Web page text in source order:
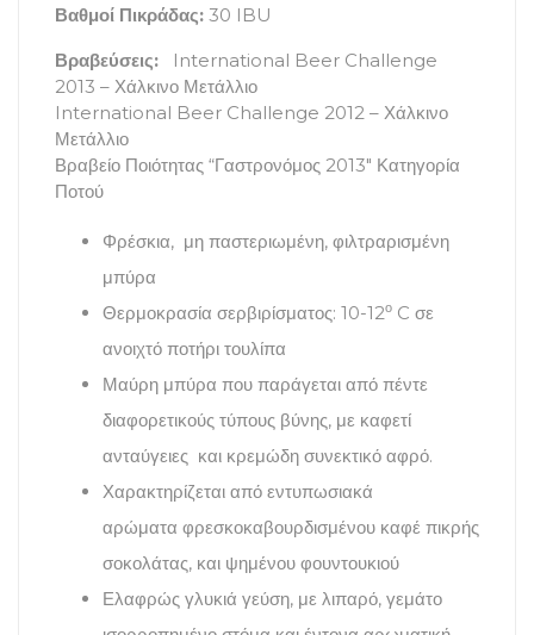
Βαθμοί Πικράδας: 30 IBU
Βραβεύσεις:
International Beer Challenge
2013 – Χάλκινο Μετάλλιο
International Beer Challenge 2012 – Χάλκινο
Μετάλλιο
Βραβείο Ποιότητας “Γαστρονόμος 2013″ Κατηγορία
Ποτού
Φρέσκια, μη παστεριωμένη, φιλτραρισμένη
μπύρα
Θερμοκρασία σερβιρίσματος: 10-12ο C σε
ανοιχτό ποτήρι τουλίπα
Μαύρη μπύρα που παράγεται από πέντε
διαφορετικούς τύπους βύνης, με καφετί
ανταύγειες και κρεμώδη συνεκτικό αφρό.
Χαρακτηρίζεται από εντυπωσιακά
αρώματα φρεσκοκαβουρδισμένου καφέ πικρής
σοκολάτας, και ψημένου φουντουκιού
Ελαφρώς γλυκιά γεύση, με λιπαρό, γεμάτο